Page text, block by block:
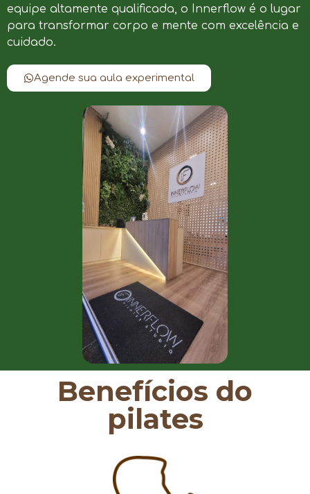
equipe altamente qualificada, o Innerflow é o lugar
para transformar corpo e mente com excelência e
cuidado.
Agende sua aula experimental
Benefícios do
pilates